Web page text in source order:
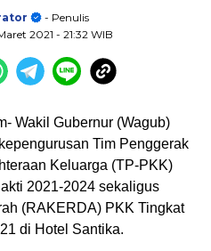
- Penulis
2021 - 21:32 WIB
Wakil Gubernur (Wagub)
Tim Penggerak
Keluarga (TP-PKK)
2021-2024 sekaligus
(RAKERDA) PKK Tingkat
di Hotel Santika.